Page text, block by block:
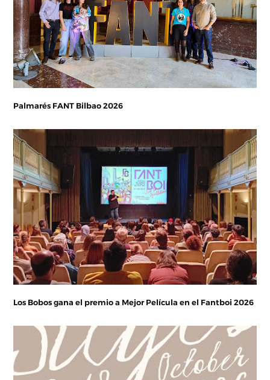
Palmarés FANT Bilbao 2026
Los Bobos gana el premio a Mejor Película en el Fantboi 2026